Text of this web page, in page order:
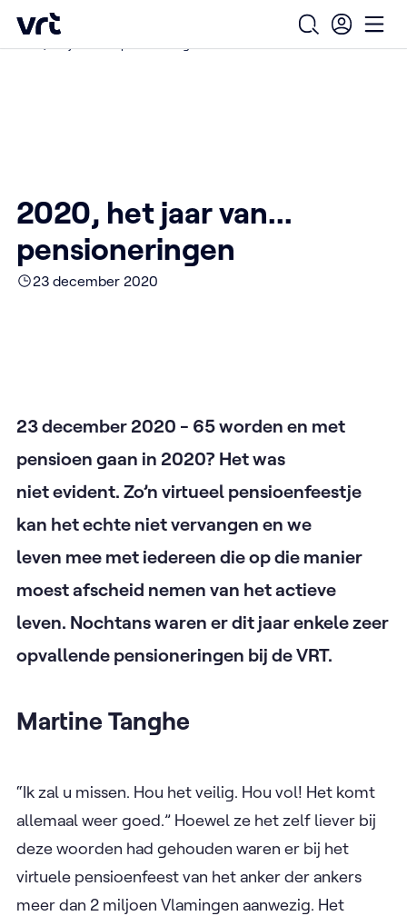
Ga naar de hoofdinhoud
VRT (home)
Open
Home /
2020, het jaar van...
pensioneringen
23 december 2020
23 december 2020 - 65 worden en met
pensioen gaan in 2020? Het was
niet evident. Zo’n virtueel pensioenfeestje
kan het echte niet vervangen en we
leven mee met iedereen die op die manier
moest afscheid nemen van het actieve
leven. Nochtans waren er dit jaar enkele zeer
opvallende pensioneringen bij de VRT.
Martine Tanghe
“Ik zal u missen. Hou het veilig. Hou vol! Het komt
allemaal weer goed.” Hoewel ze het zelf liever bij
deze woorden had gehouden waren er bij het
virtuele pensioenfeest van het anker der ankers
meer dan 2 miljoen Vlamingen aanwezig. Het